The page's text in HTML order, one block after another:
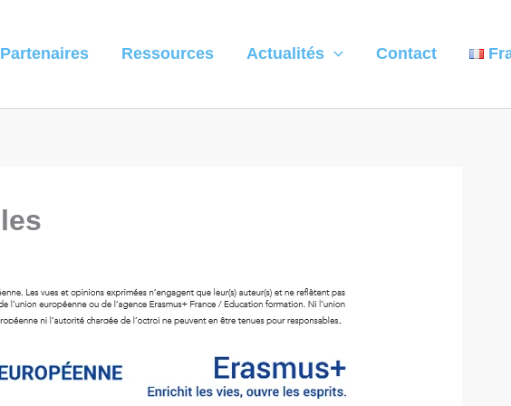
Partenaires Ressources Actualités Contact